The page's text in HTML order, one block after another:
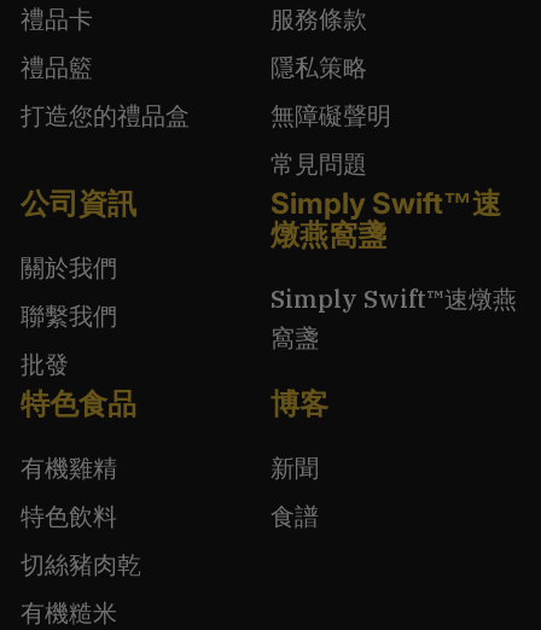
禮品卡
禮品籃
打造您的禮品盒
服務條款
隱私策略
無障礙聲明
常見問題
公司資訊
關於我們
聯繫我們
批發
Simply Swift™速
燉燕窩盞
Simply Swift™速燉燕
窩盞
特色食品
有機雞精
特色飲料
切絲豬肉乾
有機糙米
博客
新聞
食譜